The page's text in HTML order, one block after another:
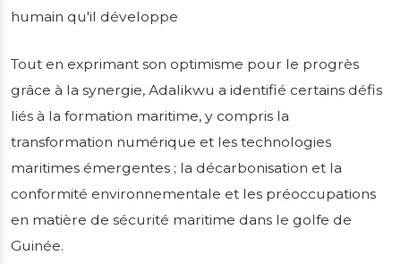
humain qu'il développe
Tout en exprimant son optimisme pour le progrès
grâce à la synergie, Adalikwu a identifié certains défis
liés à la formation maritime, y compris la
transformation numérique et les technologies
maritimes émergentes ; la décarbonisation et la
conformité environnementale et les préoccupations
en matière de sécurité maritime dans le golfe de
Guinée.